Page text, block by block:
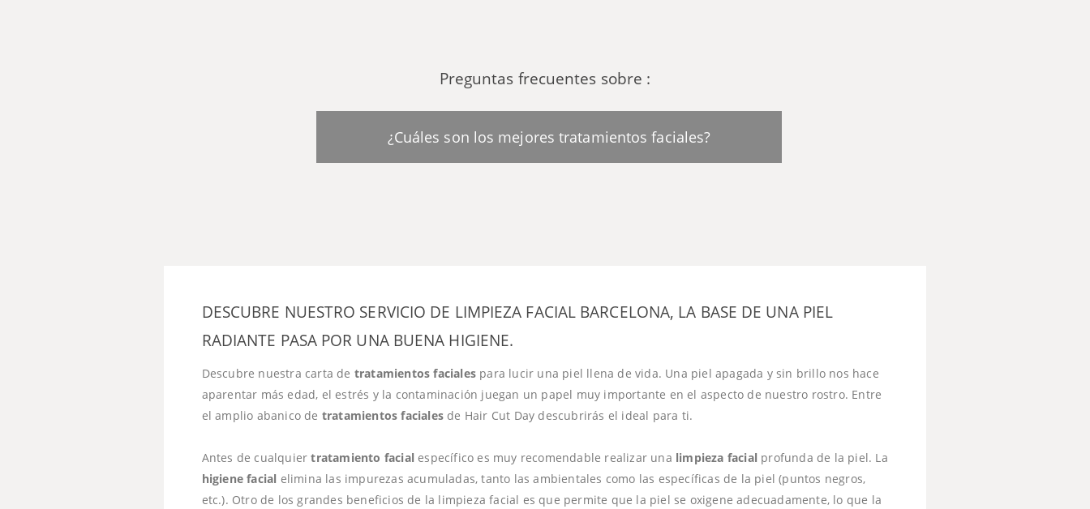
Preguntas frecuentes sobre :
¿Cuáles son los mejores tratamientos faciales?
DESCUBRE NUESTRO SERVICIO DE LIMPIEZA FACIAL BARCELONA, LA BASE DE UNA PIEL
RADIANTE PASA POR UNA BUENA HIGIENE.
Descubre nuestra carta de tratamientos faciales para lucir una piel llena de vida. Una piel apagada y sin brillo nos hace
aparentar más edad, el estrés y la contaminación juegan un papel muy importante en el aspecto de nuestro rostro. Entre
el amplio abanico de tratamientos faciales de Hair Cut Day descubrirás el ideal para ti.
Antes de cualquiertratamiento facial específico es muy recomendable realizar una limpieza facial profunda de la piel. La
higiene facial elimina las impurezas acumuladas, tanto las ambientales como las específicas de la piel (puntos negros,
etc.). Otro de los grandes beneficios de la limpieza facial es que permite que la piel se oxigene adecuadamente, lo que la